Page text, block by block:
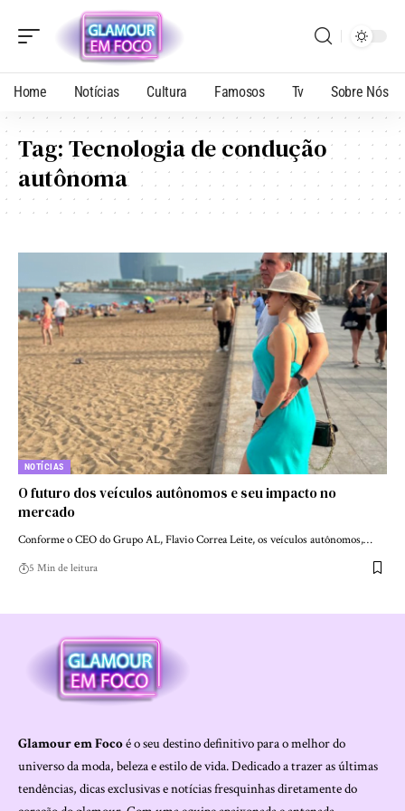
Home Notícias Cultura Famosos Tv Sobre Nós
Tag:Tecnologia de condução
autônoma
NOTÍCIAS
O futuro dos veículos autônomos e seu impacto no
mercado
Conforme o CEO do Grupo AL, Flavio Correa Leite, os veículos autônomos,…
5 Min de leitura
Glamour em Focoé o seu destino definitivo para o melhor do
universo da moda, beleza e estilo de vida. Dedicado a trazer as últimas
tendências, dicas exclusivas e notícias fresquinhas diretamente do